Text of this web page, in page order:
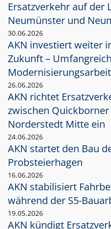
Ersatzverkehr auf der
Neumünster und
30.06.2026
AKN investiert weiter
Zukunft –
26.06.2026
AKN richtet
zwischen
Norderstedt Mitte ein
24.06.2026
AKN startet den Bau
Probsteierhagen
16.06.2026
AKN stabilisiert
während der S5-
19.05.2026
AKN kündigt